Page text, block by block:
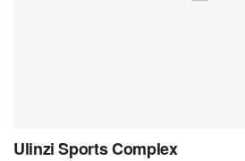
Ulinzi Sports Complex